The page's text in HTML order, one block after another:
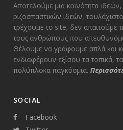
Αποτελούμε μια κοινότητα
ριζοσπαστικών ιδεών,
τρέχουμε το site, δεν απαιτούμε
τους ανθρώπους που
Θέλουμε να γράφουμε απλά και
ενδιαφέρουν εξίσου τα τοπικά,
πολύπλοκα παγκόσμια.
SOCIAL
Facebook